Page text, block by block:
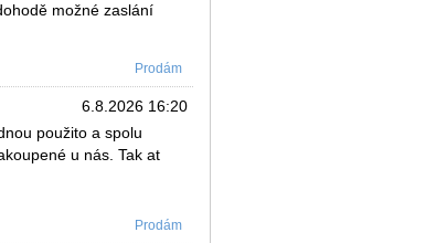
možné zaslání
Prodám
6.8.2026 16:20
použito a spolu
u nás. Tak at
Prodám